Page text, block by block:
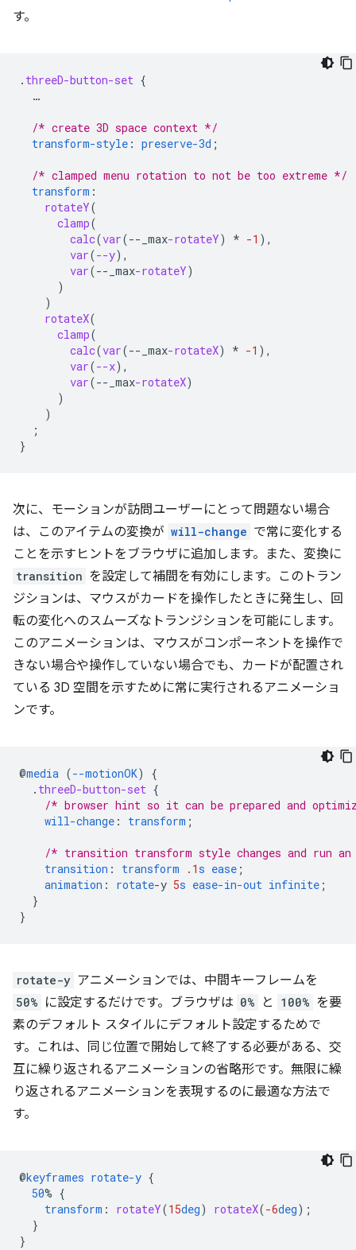
す。
. threeD-button-set {
…
/* create 3D space context */
transform-style : preserve-3d ;
/* clamped menu rotation to not be too extreme */
transform :
rotateY(
clamp(
calc(var(-- _max-rotateY) * -1 ),
var(--y),
var(-- _max-rotateY)
)
)
rotateX(
clamp(
calc(var(-- _max-rotateX) * -1 ),
var(--x),
var(-- _max-rotateX)
)
)
;
}
次に、モーションが訪問ユーザーにとって問題ない場合
は、このアイテムの変換が will-change で常に変化する
ことを示すヒントをブラウザに追加します。また、変換に
transition を設定して補間を有効にします。このトラン
ジションは、マウスがカードを操作したときに発生し、回
転の変化へのスムーズなトランジションを可能にします。
このアニメーションは、マウスがコンポーネントを操作で
きない場合や操作していない場合でも、カードが配置され
ている 3D 空間を示すために常に実行されるアニメーショ
ンです。
@media (--motionOK)
{
. threeD-button-set {
/* browser hint so it can be prepared and
will-change : transform ;
/* transition transform style changes and run
transition : transform .1s ease ;
animation : rotate-y 5s ease-in-out infinite ;
}
}
rotate-y アニメーションでは、中間キーフレームを
50% に設定するだけです。ブラウザは 0% と 100% を要
素のデフォルト スタイルにデフォルト設定するためで
す。これは、同じ位置で開始して終了する必要がある、交
互に繰り返されるアニメーションの省略形です。無限に繰
り返されるアニメーションを表現するのに最適な方法で
す。
@keyframes rotate-y {
50% {
transform : rotateY(15deg) rotateX(-6deg);
}
}